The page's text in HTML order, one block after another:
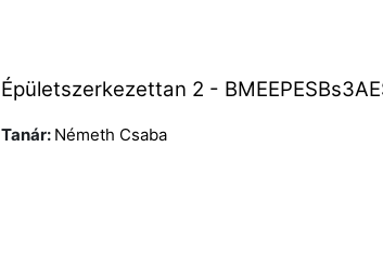
Épületszerkezettan 2 -
Tanár: Németh Csaba